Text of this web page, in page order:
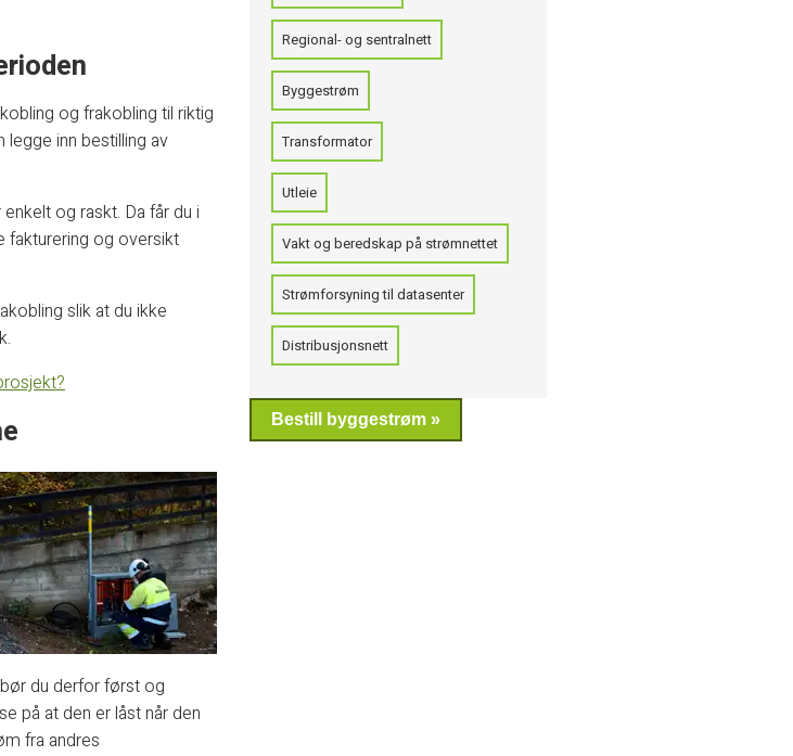
og frakobling til riktig
inn bestilling av
og raskt. Da får du i
fakturering og oversikt
slik at du ikke
du derfor først og
på at den er låst når den
fra andres
Regional- og sentralnett
Byggestrøm
Transformator
Utleie
Vakt og beredskap på strømnettet
Strømforsyning til datasenter
Distribusjonsnett
Bestill byggestrøm »